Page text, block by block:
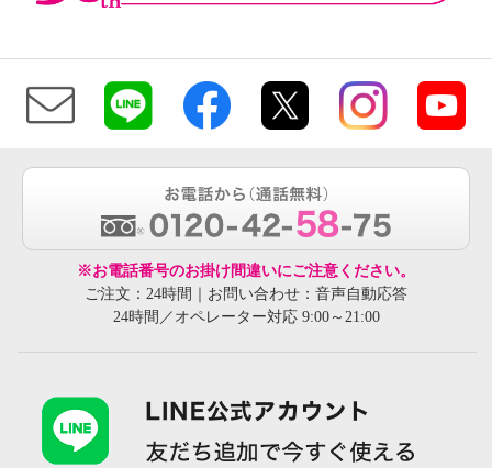
※お電話番号のお掛け間違いにご注意ください。
ご注文：24時間｜お問い合わせ：音声自動応答
24時間／オペレーター対応 9:00～21:00